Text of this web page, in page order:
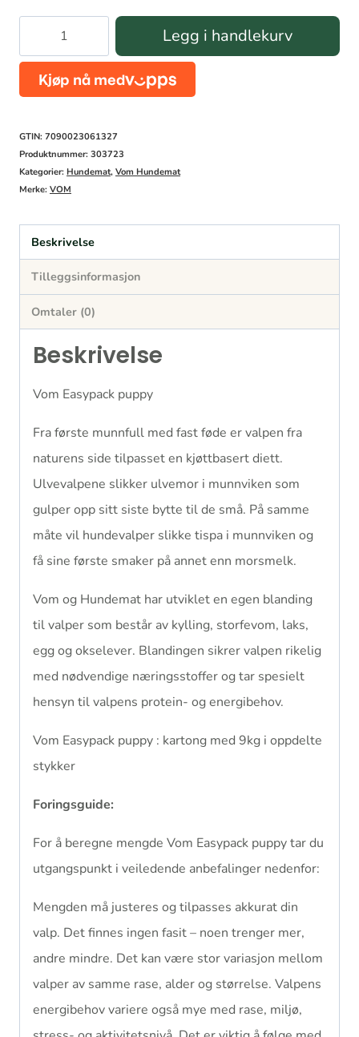
type
Easypack
puppy
Legg i handlekurv
GTIN: 7090023061327
Produktnummer: 303723
Kategorier: Hundemat, Vom Hundemat
Merke: VOM
Beskrivelse
Tilleggsinformasjon
Omtaler (0)
Beskrivelse
Vom Easypack puppy
Fra første munnfull med fast føde er valpen fra
naturens side tilpasset en kjøttbasert diett.
Ulvevalpene slikker ulvemor i munnviken som
gulper opp sitt siste bytte til de små. På samme
måte vil hundevalper slikke tispa i munnviken og
få sine første smaker på annet enn morsmelk.
Vom og Hundemat har utviklet en egen blanding
til valper som består av kylling, storfevom, laks,
egg og okselever. Blandingen sikrer valpen rikelig
med nødvendige næringsstoffer og tar spesielt
hensyn til valpens protein- og energibehov.
Vom Easypack puppy : kartong med 9kg i oppdelte
stykker
Foringsguide:
For å beregne mengde Vom Easypack puppy tar du
utgangspunkt i veiledende anbefalinger nedenfor:
Mengden må justeres og tilpasses akkurat din
valp. Det finnes ingen fasit – noen trenger mer,
andre mindre. Det kan være stor variasjon mellom
valper av samme rase, alder og størrelse. Valpens
energibehov variere også mye med rase, miljø,